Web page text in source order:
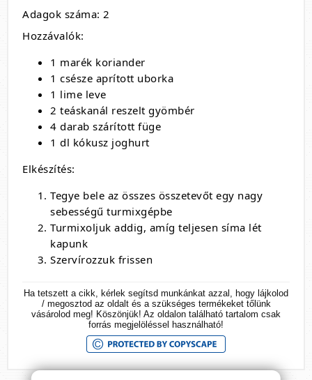
Adagok száma: 2
Hozzávalók:
1 marék koriander
1 csésze aprított uborka
1 lime leve
2 teáskanál reszelt gyömbér
4 darab szárított füge
1 dl kókusz joghurt
Elkészítés:
Tegye bele az összes összetevőt egy nagy
sebességű turmixgépbe
Turmixoljuk addig, amíg teljesen síma lét
kapunk
Szervírozzuk frissen
Ha tetszett a cikk, kérlek segítsd munkánkat azzal, hogy lájkolod
/ megosztod az oldalt és a szükséges termékeket tőlünk
vásárolod meg! Köszönjük! Az oldalon található tartalom csak
forrás megjelöléssel használható!